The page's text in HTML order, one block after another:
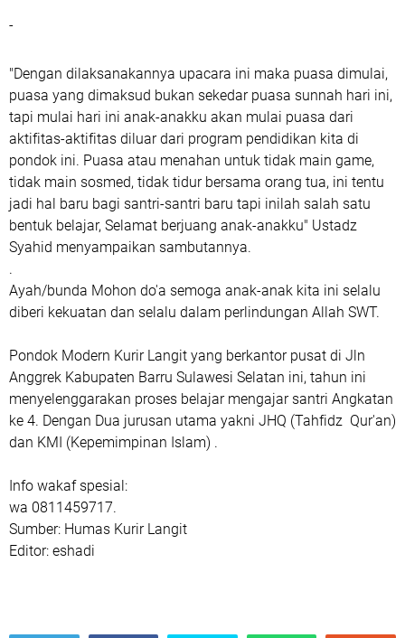
-
"Dengan dilaksanakannya upacara ini maka puasa dimulai,
puasa yang dimaksud bukan sekedar puasa sunnah hari ini,
tapi mulai hari ini anak-anakku akan mulai puasa dari
aktifitas-aktifitas diluar dari program pendidikan kita di
pondok ini. Puasa atau menahan untuk tidak main game,
tidak main sosmed, tidak tidur bersama orang tua, ini tentu
jadi hal baru bagi santri-santri baru tapi inilah salah satu
bentuk belajar, Selamat berjuang anak-anakku" Ustadz
Syahid menyampaikan sambutannya.
.
Ayah/bunda Mohon do'a semoga anak-anak kita ini selalu
diberi kekuatan dan selalu dalam perlindungan Allah SWT.
Pondok Modern Kurir Langit yang berkantor pusat di Jln
Anggrek Kabupaten Barru Sulawesi Selatan ini, tahun ini
menyelenggarakan proses belajar mengajar santri Angkatan
ke 4. Dengan Dua jurusan utama yakni JHQ (Tahfidz Qur'an)
dan KMI (Kepemimpinan Islam) .
Info wakaf spesial:
wa 0811459717.
Sumber: Humas Kurir Langit
Editor: eshadi